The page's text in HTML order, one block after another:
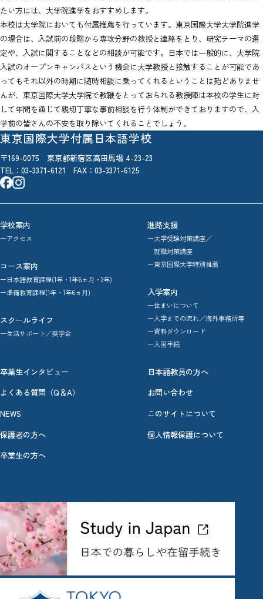
たい方には、大学院進学をおすすめします。
本校は大学院においても付属推薦を行っています。東京国際大学大学院進学
の場合は、入試前の段階から専攻分野の教授と連絡をとり、研究テーマの選
定や、入試に関することなどの相談が可能です。日本では一般的に、大学院
入試のオープンキャンパスという機会に大学教授と接触することが可能であ
ってもそれ以外の時期に随時相談に乗ってくれるということは殆どありませ
んが、東京国際大学大学院で教鞭をとっておられる教授陣は本校の学生に対
して年間を通じて親切丁寧な事前相談を行う体制ができておりますので、入
学前の皆さんの不安を取り除いてくれることでしょう。
東京国際大学付属日本語学校
〒169-0075 東京都新宿区高田馬場 4-23-23
TEL： 03-3371-6121 FAX：03-3371-6125
学校案内
ーアクセス
コース案内
ー日本語教育課程(1年・1年6ヵ月・2年)
ー準備教育課程(1年・1年6ヵ月)
スクールライフ
ー生活サポート／奨学金
進路支援
ー大学受験対策講座／
就職対策講座
ー東京国際大学特別推薦
入学案内
ー住まいについて
ー入学までの流れ／海外事務所等
ー資料ダウンロード
ー入国手続
卒業生インタビュー
よくある質問（Q＆A）
NEWS
保護者の方へ
卒業生の方へ
日本語教員の方へ
お問い合わせ
このサイトについて
個人情報保護について